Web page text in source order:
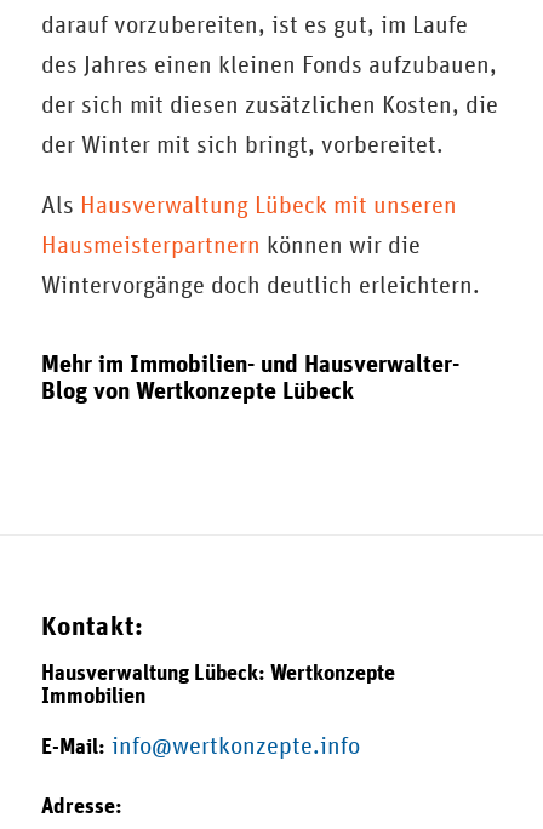
darauf vorzubereiten, ist es gut, im Laufe
des Jahres einen kleinen Fonds aufzubauen,
der sich mit diesen zusätzlichen Kosten, die
der Winter mit sich bringt, vorbereitet.
Als Hausverwaltung Lübeck mit unseren
Hausmeisterpartnern können wir die
Wintervorgänge doch deutlich erleichtern.
Mehr im Immobilien- und Hausverwalter-
Blogvon Wertkonzepte Lübeck
Kontakt:
Hausverwaltung Lübeck: Wertkonzepte
Immobilien
E-Mail: info@wertkonzepte.info
Adresse: